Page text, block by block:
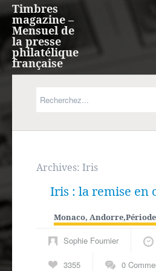
Timbres
magazine –
Mensuel de
la presse
philatélique
française
Expression française
Outre-mer
Agenda
Archives: Iris
Iris : la remise en
Monaco, Andorre,
Sophie Fournier
3355 0